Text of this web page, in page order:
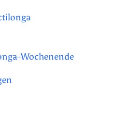
Wochenende